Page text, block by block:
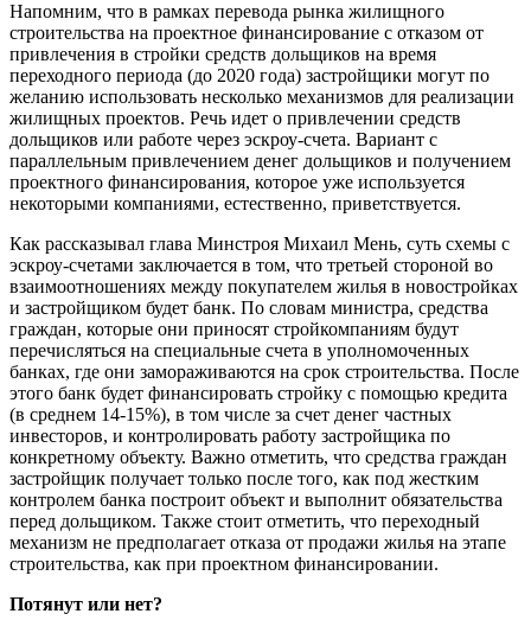
Напомним, что в рамках перевода рынка жилищного
строительства на проектное финансирование с отказом от
привлечения в стройки средств дольщиков на время
переходного периода (до 2020 года) застройщики могут по
желанию использовать несколько механизмов для реализации
жилищных проектов. Речь идет о привлечении средств
дольщиков или работе через эскроу-счета. Вариант с
параллельным привлечением денег дольщиков и получением
проектного финансирования, которое уже используется
некоторыми компаниями, естественно, приветствуется.
Как рассказывал глава Минстроя Михаил Мень, суть схемы с
эскроу-счетами заключается в том, что третьей стороной во
взаимоотношениях между покупателем жилья в новостройках
и застройщиком будет банк. По словам министра, средства
граждан, которые они приносят стройкомпаниям будут
перечисляться на специальные счета в уполномоченных
банках, где они замораживаются на срок строительства. После
этого банк будет финансировать стройку с помощью кредита
(в среднем 14-15%), в том числе за счет денег частных
инвесторов, и контролировать работу застройщика по
конкретному объекту. Важно отметить, что средства граждан
застройщик получает только после того, как под жестким
контролем банка построит объект и выполнит обязательства
перед дольщиком. Также стоит отметить, что переходный
механизм не предполагает отказа от продажи жилья на этапе
строительства, как при проектном финансировании.
Потянут или нет?